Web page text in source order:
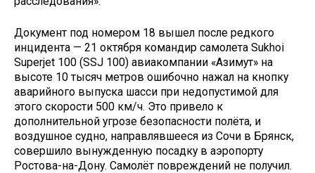
Документ под номером 18 вышел после редкого
инцидента — 21 октября командир самолета Sukhoi
Superjet 100 (SSJ 100) авиакомпании «Азимут» на
высоте 10 тысяч метров ошибочно нажал на кнопку
аварийного выпуска шасси при недопустимой для
этого скорости 500 км/ч. Это привело к
дополнительной угрозе безопасности полёта, и
воздушное судно, направлявшееся из Сочи в Брянск,
совершило вынужденную посадку в аэропорту
Ростова-на-Дону. Самолёт повреждений не получил.